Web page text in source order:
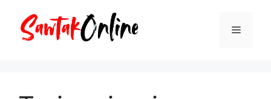
Menu